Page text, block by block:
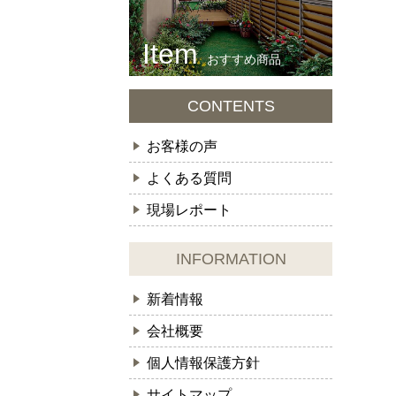
おすすめ商品
CONTENTS
お客様の声
よくある質問
現場レポート
INFORMATION
新着情報
会社概要
個人情報保護方針